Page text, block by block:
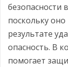
безопасности
поскольку
результате
опасность. В
помогает